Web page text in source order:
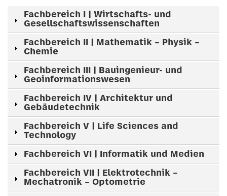
Fachbereich I | Wirtschafts- und
Gesellschaftswissenschaften
Fachbereich II | Mathematik – Physik –
Chemie
Fachbereich III | Bauingenieur- und
Geoinformationswesen
Fachbereich IV | Architektur und
Gebäudetechnik
Fachbereich V | Life Sciences and
Technology
Fachbereich VI | Informatik und Medien
Fachbereich VII | Elektrotechnik –
Mechatronik – Optometrie